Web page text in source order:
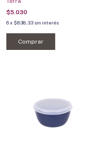
$5.030
6 x $838,33 sin interés
Comprar